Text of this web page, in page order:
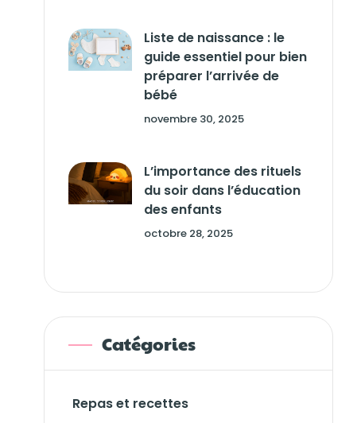
Liste de naissance : le
guide essentiel pour bien
préparer l’arrivée de
bébé
novembre 30, 2025
L’importance des rituels
du soir dans l’éducation
des enfants
octobre 28, 2025
Catégories
Repas et recettes